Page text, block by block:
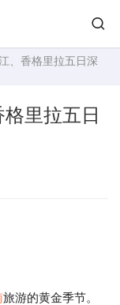
、香格里拉五日深
里拉五日
旅游的黄金季节。